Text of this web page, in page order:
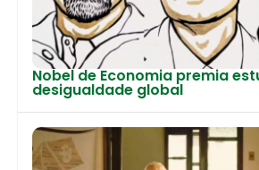
Nobel de Economia premia
desigualdade global